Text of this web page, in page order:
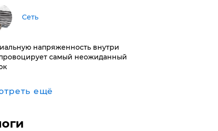
Сеть
напряженность внутри
самый неожиданный
ещё